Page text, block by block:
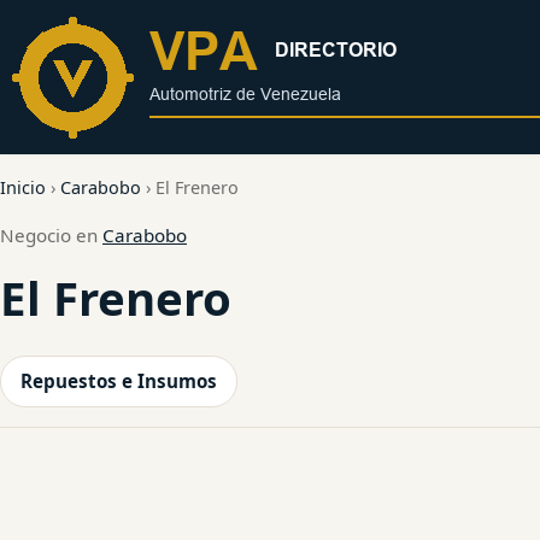
contenido
Inicio › Carabobo › El Frenero
Negocio en Carabobo
El Frenero
Repuestos e Insumos